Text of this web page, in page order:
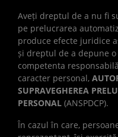
Aveți dreptul de a nu fi
pe prelucrarea
produce efecte juridice
și dreptul de a depune
competenta
caracter personal,
SUPRAVEGHEREA
PERSONAL (ANSPDCP).
În cazul în care,